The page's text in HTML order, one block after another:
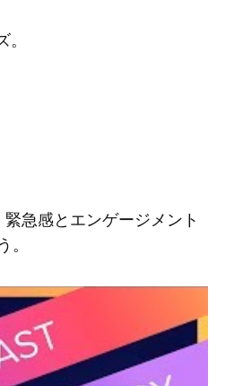
急感とエンゲージメント
。